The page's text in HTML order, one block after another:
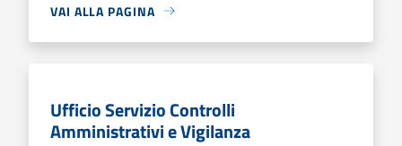
VAI ALLA PAGINA
Ufficio Servizio Controlli
Amministrativi e Vigilanza